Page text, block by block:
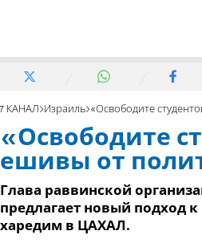
7 КАНАЛ Израиль «Освободите студентов
«Освободите
ешивы от
Глава раввинской
предлагает новый подход
харедим в ЦАХАЛ.